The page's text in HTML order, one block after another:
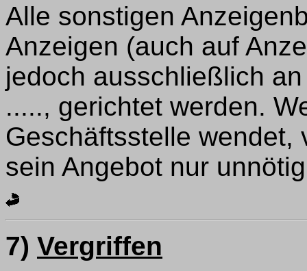
Alle sonstigen
Anzeigen (auch auf
jedoch ausschließlich
....., gerichtet werden.
Geschäftsstelle wendet,
sein Angebot nur
7) Vergriffen